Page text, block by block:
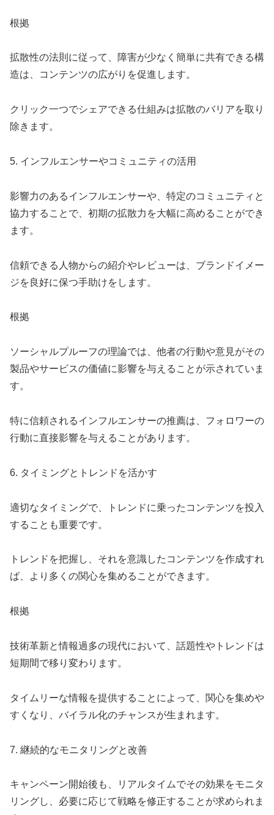
根拠
拡散性の法則に従って、障害が少なく簡単に共有できる構
造は、コンテンツの広がりを促進します。
クリック一つでシェアできる仕組みは拡散のバリアを取り
除きます。
5. インフルエンサーやコミュニティの活用
影響力のあるインフルエンサーや、特定のコミュニティと
協力することで、初期の拡散力を大幅に高めることができ
ます。
信頼できる人物からの紹介やレビューは、ブランドイメー
ジを良好に保つ手助けをします。
根拠
ソーシャルプルーフの理論では、他者の行動や意見がその
製品やサービスの価値に影響を与えることが示されていま
す。
特に信頼されるインフルエンサーの推薦は、フォロワーの
行動に直接影響を与えることがあります。
6. タイミングとトレンドを活かす
適切なタイミングで、トレンドに乗ったコンテンツを投入
することも重要です。
トレンドを把握し、それを意識したコンテンツを作成すれ
ば、より多くの関心を集めることができます。
根拠
技術革新と情報過多の現代において、話題性やトレンドは
短期間で移り変わります。
タイムリーな情報を提供することによって、関心を集めや
すくなり、バイラル化のチャンスが生まれます。
7. 継続的なモニタリングと改善
キャンペーン開始後も、リアルタイムでその効果をモニタ
リングし、必要に応じて戦略を修正することが求められま